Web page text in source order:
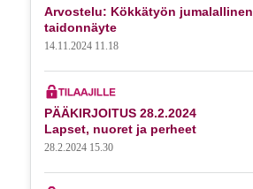
Arvostelu: Kökkätyön jumalallinen
taidonnäyte
14.11.2024 11.18
PÄÄKIRJOITUS 28.2.2024
Lapset, nuoret ja perheet
28.2.2024 15.30